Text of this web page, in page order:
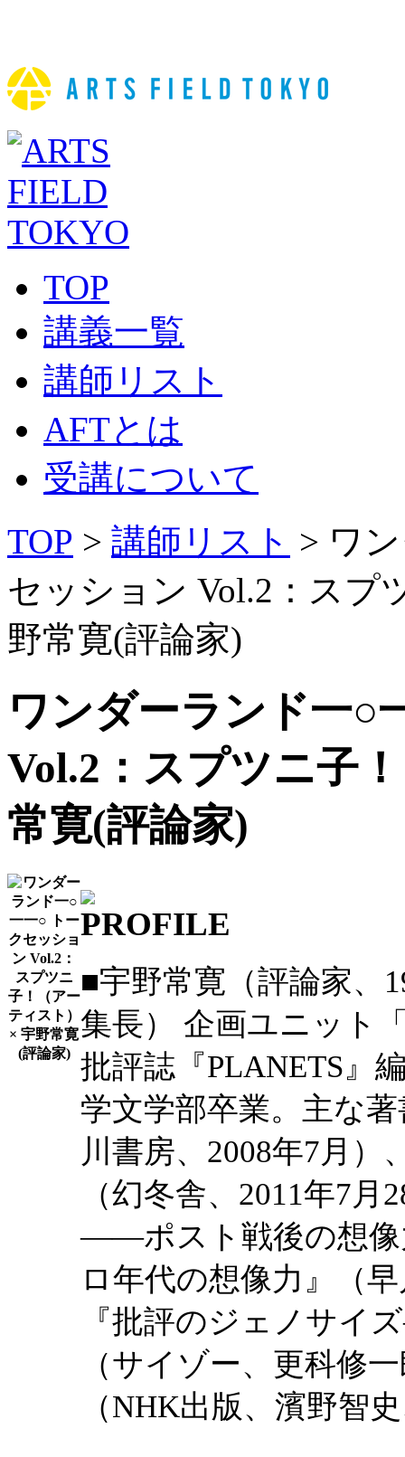
TOP
講義一覧
講師リスト
AFTとは
受講について
TOP > 講師リスト > ワ
セッション Vol.2：スプ
野常寛(評論家)
ワンダーランド一○
Vol.2：スプツニ子
常寛(評論家)
■宇野常寛（評論家、
集長） 企画ユニット
批評誌『PLANETS』
学文学部卒業。主な
川書房、2008年7月
（幻冬舎、2011年7
——ポスト戦後の想像
ロ年代の想像力』（
『批評のジェノサイ
（サイゾー、更科修
（NHK出版、濱野智